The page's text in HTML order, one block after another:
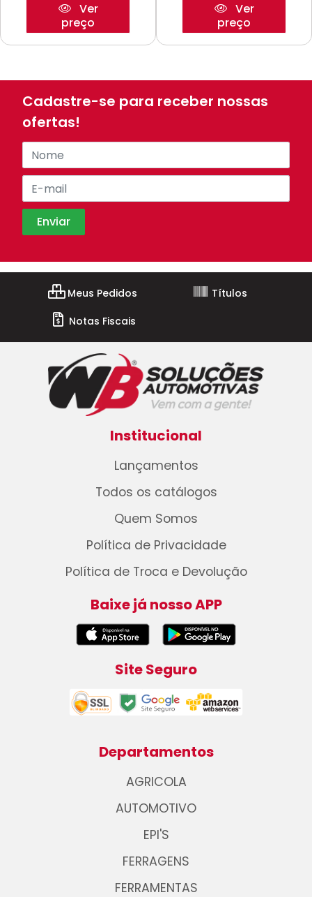
Ver
preço
Ver
preço
Cadastre-se para receber nossas
ofertas!
Meus Pedidos
Títulos
Notas Fiscais
Institucional
Lançamentos
Todos os catálogos
Quem Somos
Política de Privacidade
Política de Troca e Devolução
Baixe já nosso APP
Site Seguro
Departamentos
AGRICOLA
AUTOMOTIVO
EPI'S
FERRAGENS
FERRAMENTAS